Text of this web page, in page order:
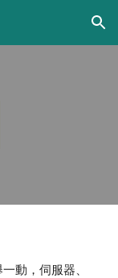
Skip to navigation
動，伺服器、